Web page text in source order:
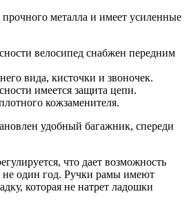
металла и имеет усиленные
велосипед снабжен передним
вида, кисточки и звоночек.
имеется защита цепи.
кожзаменителя.
удобный багажник, спереди
что дает возможность
не один год. Ручки рамы имеют
которая не натрет ладошки